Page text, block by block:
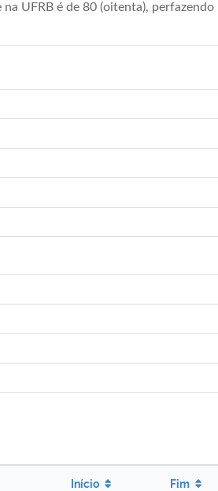
UFRB é de 80 (oitenta),
Início Fim